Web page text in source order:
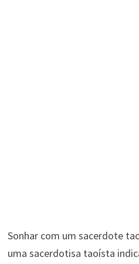
Sonhar com um sacerdote
uma sacerdotisa taoísta